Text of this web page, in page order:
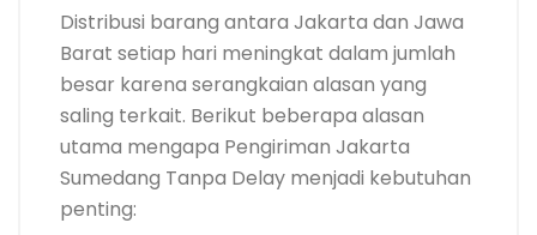
Distribusi barang antara Jakarta dan Jawa
Barat setiap hari meningkat dalam jumlah
besar karena serangkaian alasan yang
saling terkait. Berikut beberapa alasan
utama mengapa Pengiriman Jakarta
Sumedang Tanpa Delay menjadi kebutuhan
penting: